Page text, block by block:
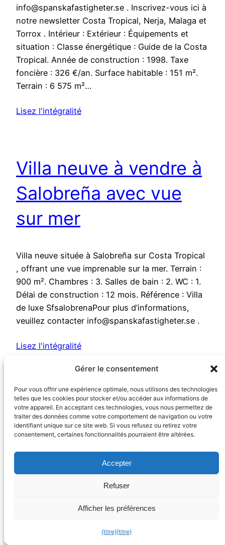
Gérer le consentement
Pour vous offrir une expérience optimale, nous utilisons des technologies
telles que les cookies pour stocker et/ou accéder aux informations de
votre appareil. En acceptant ces technologies, vous nous permettez de
traiter des données comme votre comportement de navigation ou votre
identifiant unique sur ce site web. Si vous refusez ou retirez votre
consentement, certaines fonctionnalités pourraient être altérées.
Accepter
Refuser
Afficher les préférences
{titre}{titre}
info@spanskafastigheter.se . Inscrivez-vous ici à
notre newsletter Costa Tropical, Nerja, Malaga et
Torrox . Intérieur : Extérieur : Équipements et
situation : Classe énergétique : Guide de la Costa
Tropical. Année de construction : 1998. Taxe
foncière : 326 €/an. Surface habitable : 151 m².
Terrain : 6 575 m²…
Lisez l'intégralité
Villa neuve à vendre à
Salobreña avec vue
sur mer
Villa neuve située à Salobreña sur Costa Tropical
, offrant une vue imprenable sur la mer. Terrain :
900 m². Chambres : 3. Salles de bain : 2. WC : 1.
Délai de construction : 12 mois. Référence : Villa
de luxe SfsalobrenaPour plus d’informations,
veuillez contacter info@spanskafastigheter.se .
Lisez l'intégralité